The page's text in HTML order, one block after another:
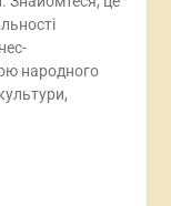
народного